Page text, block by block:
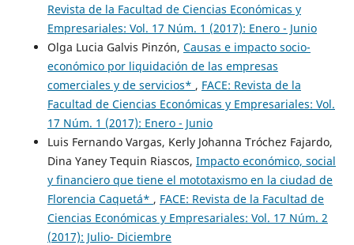
Revista de la Facultad de Ciencias Económicas y
Empresariales: Vol. 17 Núm. 1 (2017): Enero - Junio
Olga Lucia Galvis Pinzón, Causas e impacto socio-
económico por liquidación de las empresas
comerciales y de servicios* , FACE: Revista de la
Facultad de Ciencias Económicas y Empresariales: Vol.
17 Núm. 1 (2017): Enero - Junio
Luis Fernando Vargas, Kerly Johanna Tróchez Fajardo,
Dina Yaney Tequin Riascos, Impacto económico, social
y financiero que tiene el mototaxismo en la ciudad de
Florencia Caquetá* , FACE: Revista de la Facultad de
Ciencias Económicas y Empresariales: Vol. 17 Núm. 2
(2017): Julio- Diciembre